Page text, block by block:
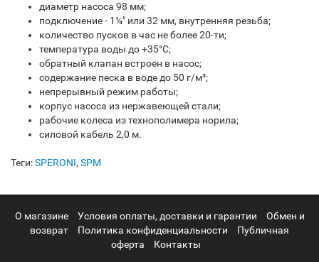
диаметр насоса 98 мм;
подключение - 1¼" или 32 мм, внутренняя резьба;
количество пусков в час не более 20-ти;
температура воды до +35°С;
обратный клапан встроен в насос;
содержание песка в воде до 50 г/м³;
непрерывный режим работы;
корпус насоса из нержавеющей стали;
рабочие колеса из технополимера норила;
силовой кабель 2,0 м.
Теги:SPERONI, SPM
О магазине Условия оплаты, доставки и гарантии
Обмен и
возврат
Политика конфиденциальности
Публичная
оферта
Контакты